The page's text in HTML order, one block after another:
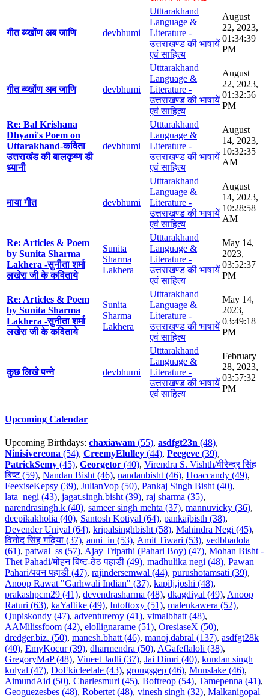
गीत ब्य्खोंण अब जाणि devbhumi
Utttarakhand
Language &
Literature -
उत्तराखण्ड की भाषायें
एवं साहित्य
August
22, 2023,
01:34:39
PM
गीत ब्य्खोंण अब जाणि devbhumi
Utttarakhand
Language &
Literature -
उत्तराखण्ड की भाषायें
एवं साहित्य
August
22, 2023,
01:32:56
PM
Re: Bal Krishana
Dhyani's Poem on
Uttarakhand-कविता
उत्तराखंड की बालकृष्ण डी
ध्यानी
devbhumi
Utttarakhand
Language &
Literature -
उत्तराखण्ड की भाषायें
एवं साहित्य
August
14, 2023,
10:32:35
AM
माया गीत devbhumi
Utttarakhand
Language &
Literature -
उत्तराखण्ड की भाषायें
एवं साहित्य
August
14, 2023,
10:28:58
AM
Re: Articles & Poem
by Sunita Sharma
Lakhera -सुनीता शर्मा
लखेरा जी के कविताये
Sunita
Sharma
Lakhera
Utttarakhand
Language &
Literature -
उत्तराखण्ड की भाषायें
एवं साहित्य
May 14,
2023,
03:52:37
PM
Re: Articles & Poem
by Sunita Sharma
Lakhera -सुनीता शर्मा
लखेरा जी के कविताये
Sunita
Sharma
Lakhera
Utttarakhand
Language &
Literature -
उत्तराखण्ड की भाषायें
एवं साहित्य
May 14,
2023,
03:49:18
PM
कुछ लिखे पन्ने devbhumi
Utttarakhand
Language &
Literature -
उत्तराखण्ड की भाषायें
एवं साहित्य
February
28, 2023,
03:57:32
PM
Upcoming Calendar
Upcoming Birthdays: chaxiawam (55), asdfgt23n (48),
Ninisivereona (54), CreemyElulley (44), Peegeve (39),
PatrickSemy (45), Georgetor (40), Virendra S. Vishth/वीरेन्द्र सिंह
बिष्ट (59), Nandan Bisht (46), nandanbisht (46), Hoaccandy (49),
FeexiseKepsy (39), JulianVop (50), Pankaj Singh Bisht (40),
lata_negi (43), jagat.singh.bisht (39), raj sharma (35),
narendrasingh.k (40), sameer singh mehta (37), mannuvicky (36),
deepikakholia (40), Santosh Kotiyal (64), pankajbisth (38),
Devender Uniyal (64), kripalsinghbisht (58), Mahindra Negi (45),
विनोद सिंह गढ़िया (37), anni_in (53), Amit Tiwari (53), vedbhadola
(61), patwal_ss (57), Ajay Tripathi (Pahari Boy) (47), Mohan Bisht -
Thet Pahadi/मोहन बिष्ट-ठेठ पहाडी (49), madhulika negi (48), Pawan
Pahari/पवन पहाडी (47), rajindersemwal (44), purushotamsati (39),
Anoop Rawat "Garhwali Indian" (37), kapilj.joshi (48),
prakashpcm29 (41), devendrasharma (48), dkagdiyal (49), Anoop
Raturi (63), kaYaftike (49), Intoftoxy (51), malenkawera (52),
Qupiskondy (47), adventureroy (41), vimalbhatt (48),
AAMilissfoom (42), elollignarame (51), OresiaseX (50),
dredger.biz. (50), manesh.bhatt (46), manoj.dabral (137), asdfgt28k
(40), EmyKocur (39), dharmendra (50), AGafeflaloli (38),
GregoryMaP (48), Vineet Jadli (37), Jai Dimri (40), kundan singh
kulyal (47), DoFkicleelale (43), grougsgep (46), Munslake (46),
AimundAid (50), Charlesmurl (45), Boftreop (54), Tamepenna (41),
Geoguezesbes (48), Robertet (48), vinesh singh (32), Malkanigopal